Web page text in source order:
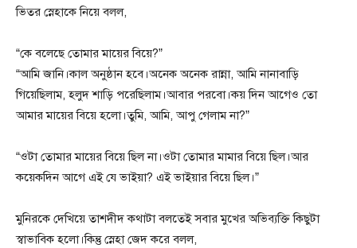
ভিতর স্নেহাকে নিয়ে বলল,
“কে বলেছে তোমার মায়ের বিয়ে?”
“আমি জানি।কাল অনুষ্ঠান হবে।অনেক অনেক রান্না, আমি নানাবাড়ি
গিয়েছিলাম, হলুদ শাড়ি পরেছিলাম।আবার পরবো।কয় দিন আগেও তো
আমার মায়ের বিয়ে হলো।তুমি, আমি, আপু গেলাম না?”
“ওটা তোমার মায়ের বিয়ে ছিল না।ওটা তোমার মামার বিয়ে ছিল।আর
কয়েকদিন আগে এই যে ভাইয়া? এই ভাইয়ার বিয়ে ছিল।”
মুনিরকে দেখিয়ে তাশদীদ কথাটা বলতেই সবার মুখের অভিব্যক্তি কিছুটা
স্বাভাবিক হলো।কিন্তু স্নেহা জেদ করে বলল,